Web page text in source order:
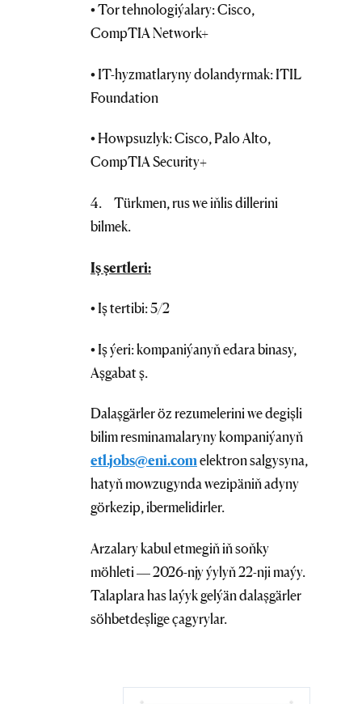
• Tor tehnologiýalary: Cisco,
CompTIA Network+
• IT-hyzmatlaryny dolandyrmak: ITIL
Foundation
• Howpsuzlyk: Cisco, Palo Alto,
CompTIA Security+
4. Türkmen, rus we iňlis dillerini
bilmek.
Iş şertleri:
• Iş tertibi: 5/2
• Iş ýeri: kompaniýanyň edara binasy,
Aşgabat ş.
Dalaşgärler öz rezumelerini we degişli
bilim resminamalaryny kompaniýanyň
etl.jobs@eni.comelektron salgysyna,
hatyň mowzugynda wezipäniň adyny
görkezip, ibermelidirler.
Arzalary kabul etmegiň iň soňky
möhleti — 2026-njy ýylyň 22-nji maýy.
Talaplara has laýyk gelýän dalaşgärler
söhbetdeşlige çagyrylar.